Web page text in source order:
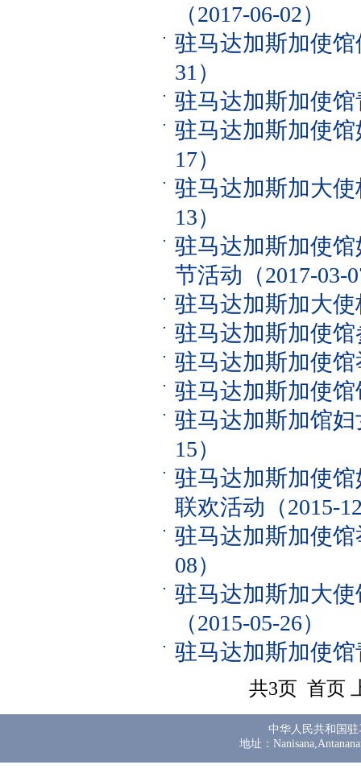
（2017-06-02）
驻马达加斯加使
31）
驻马达加斯加使
驻马达加斯加使馆
17）
驻马达加斯加大
13）
驻马达加斯加使
节活动 （2017-03-
驻马达加斯加大
驻马达加斯加使
驻马达加斯加使
驻马达加斯加使
驻马达加斯加馆
15）
驻马达加斯加使
联欢活动 （2015-
驻马达加斯加使
08）
驻马达加斯加大
（2015-05-26）
驻马达加斯加使
共3页 首页
中华人民共和国
地址：